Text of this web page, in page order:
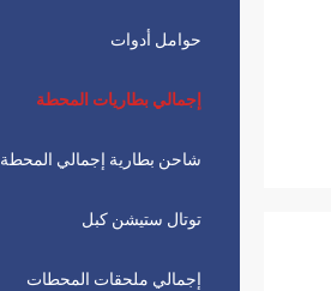
حوامل أدوات
إجمالي بطاريات المحطة
شاحن بطارية إجمالي المحطة
توتال ستيشن كبل
إجمالي ملحقات المحطات